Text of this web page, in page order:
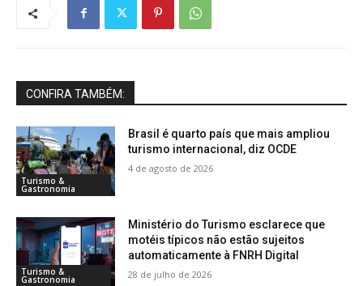
CONFIRA TAMBÉM:
Turismo &
Gastronomia
Brasil é quarto país que mais ampliou
turismo internacional, diz OCDE
4 de agosto de 2026
Turismo &
Gastronomia
Ministério do Turismo esclarece que
motéis típicos não estão sujeitos
automaticamente à FNRH Digital
28 de julho de 2026